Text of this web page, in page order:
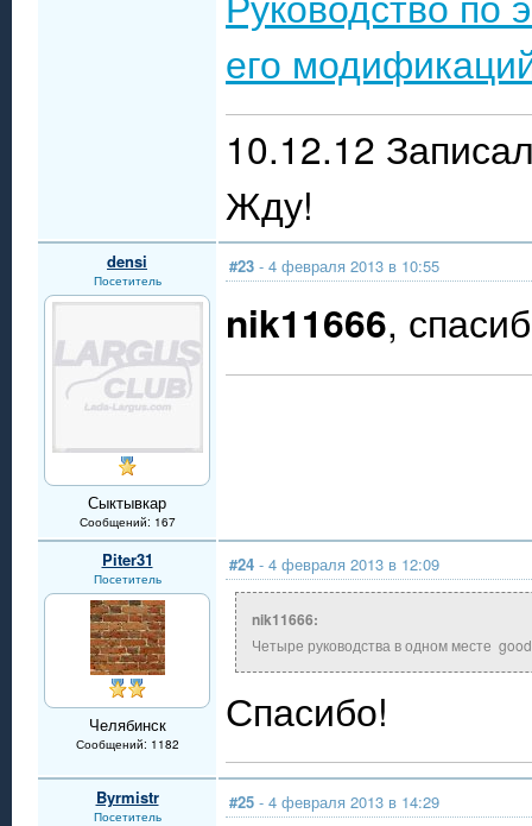
его
10.12.12
Жду!
densi
Посетитель
Сыктывкар
Сообщений: 167
#23 - 4 февраля 2013 в 10:55
nik11666,
Piter31
Посетитель
Челябинск
Сообщений: 1182
#24 - 4 февраля 2013 в 12:09
nik11666:
Четыре руководства в одном месте good
Спасибо!
Byrmistr
Посетитель
#25 - 4 февраля 2013 в 14:29